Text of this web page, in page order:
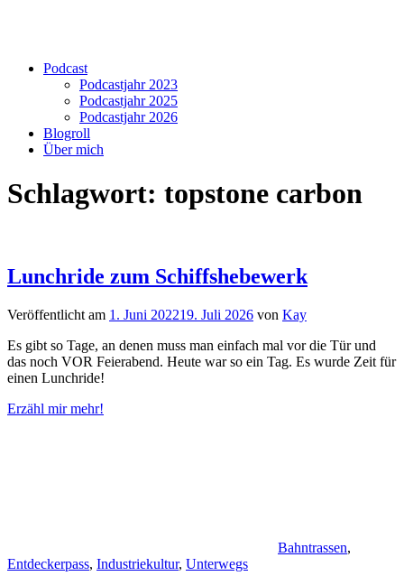
Podcast
Podcastjahr 2023
Podcastjahr 2025
Podcastjahr 2026
Blogroll
Über mich
Schlagwort: topstone carbon
Lunchride zum Schiffshebewerk
Veröffentlicht am 1. Juni 202219. Juli 2026 von Kay
Es gibt so Tage, an denen muss man einfach mal vor die Tür und
das noch VOR Feierabend. Heute war so ein Tag. Es wurde Zeit für
einen Lunchride!
Erzähl mir mehr!
Bahntrassen,
Entdeckerpass, Industriekultur, Unterwegs